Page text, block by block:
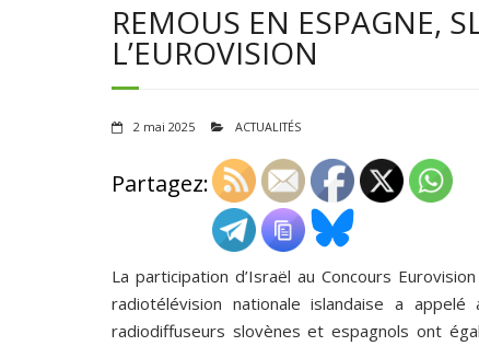
REMOUS EN ESPAGNE,
L’EUROVISION
2 mai 2025 ACTUALITÉS
Partagez:
La participation d’Israël au Concours
radiotélévision nationale islandaise a
radiodiffuseurs slovènes et espagnols ont